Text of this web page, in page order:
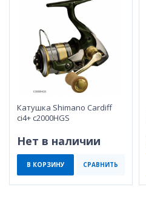
Катушка Shimano Cardiff
ci4+ c2000HGS
Нет в наличии
В КОРЗИНУ СРАВНИТЬ